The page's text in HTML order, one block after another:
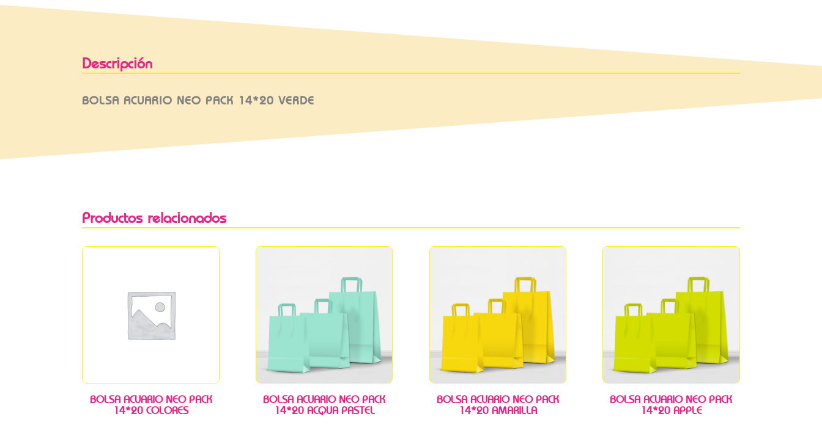
Descripción
BOLSA ACUARIO NEO PACK 14*20 VERDE
Productos relacionados
BOLSA ACUARIO NEO PACK
14*20 COLORES
BOLSA ACUARIO NEO PACK
14*20 ACQUA PASTEL
BOLSA ACUARIO NEO PACK
14*20 AMARILLA
BOLSA ACUARIO NEO PACK
14*20 APPLE